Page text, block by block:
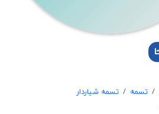
تسمه
تسمه شیاردار